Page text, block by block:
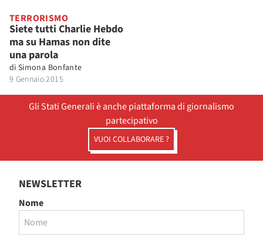
TERRORISMO
Siete tutti Charlie Hebdo
ma su Hamas non dite
una parola
di Simona Bonfante
9 Gennaio 2015
Gli Stati Generali è anche piattaforma di giornalismo
partecipativo
VUOI COLLABORARE ?
NEWSLETTER
Nome